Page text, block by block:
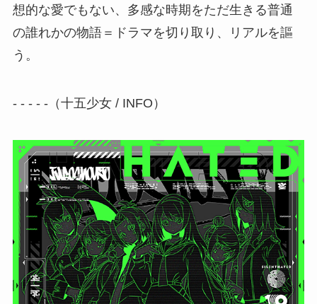
想的な愛でもない、多感な時期をただ生きる普通
の誰れかの物語＝ドラマを切り取り、リアルを謳
う。
- - - - -（十五少女 / INFO）